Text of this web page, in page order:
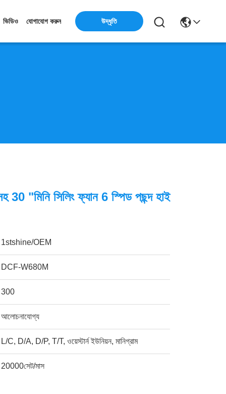
ভিডিও যোগাযোগ করুন উদ্ধৃতি
30 "মিনি সিলিং ফ্যান 6 স্পিড পছন্দ হাই
1stshine/OEM
DCF-W680M
300
আলোচনাযোগ্য
L/C, D/A, D/P, T/T, ওয়েস্টার্ন ইউনিয়ন, মানিগ্রাম
20000সেট/মাস